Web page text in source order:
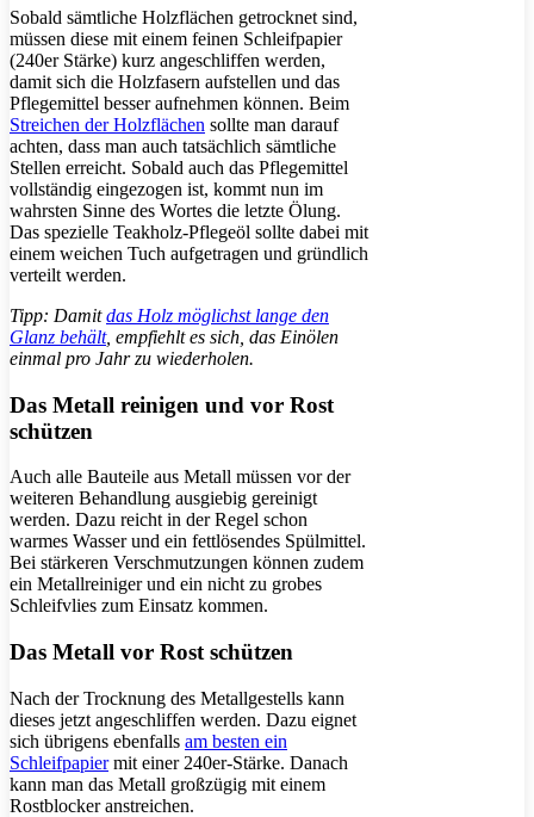
Sobald sämtliche Holzflächen getrocknet sind,
müssen diese mit einem feinen Schleifpapier
(240er Stärke) kurz angeschliffen werden,
damit sich die Holzfasern aufstellen und das
Pflegemittel besser aufnehmen können. Beim
Streichen der Holzflächen sollte man darauf
achten, dass man auch tatsächlich sämtliche
Stellen erreicht. Sobald auch das Pflegemittel
vollständig eingezogen ist, kommt nun im
wahrsten Sinne des Wortes die letzte Ölung.
Das spezielle Teakholz-Pflegeöl sollte dabei mit
einem weichen Tuch aufgetragen und gründlich
verteilt werden.
Tipp: Damitdas Holz möglichst lange den
Glanz behält, empfiehlt es sich, das Einölen
einmal pro Jahr zu wiederholen.
Das Metall reinigen und vor Rost
schützen
Auch alle Bauteile aus Metall müssen vor der
weiteren Behandlung ausgiebig gereinigt
werden. Dazu reicht in der Regel schon
warmes Wasser und ein fettlösendes Spülmittel.
Bei stärkeren Verschmutzungen können zudem
ein Metallreiniger und ein nicht zu grobes
Schleifvlies zum Einsatz kommen.
Das Metall vor Rost schützen
Nach der Trocknung des Metallgestells kann
dieses jetzt angeschliffen werden. Dazu eignet
sich übrigens ebenfalls am besten ein
Schleifpapiermit einer 240er-Stärke. Danach
kann man das Metall großzügig mit einem
Rostblocker anstreichen.